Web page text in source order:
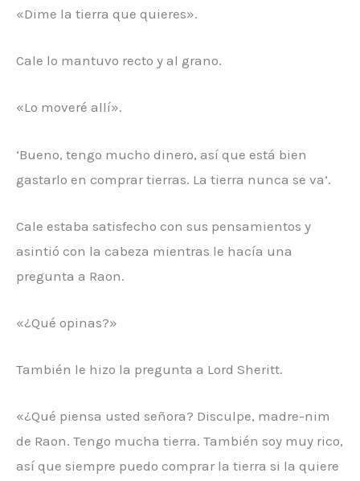
«Dime la tierra que quieres».
Cale lo mantuvo recto y al grano.
«Lo moveré allí».
‘Bueno, tengo mucho dinero, así que está bien
gastarlo en comprar tierras. La tierra nunca se va’.
Cale estaba satisfecho con sus pensamientos y
asintió con la cabeza mientras le hacía una
pregunta a Raon.
«¿Qué opinas?»
También le hizo la pregunta a Lord Sheritt.
«¿Qué piensa usted señora? Disculpe, madre-nim
de Raon. Tengo mucha tierra. También soy muy rico,
así que siempre puedo comprar la tierra si la quiere